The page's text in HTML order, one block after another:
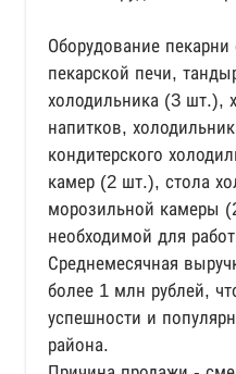
Оборудование
пекарской печи,
холодильника (3 шт.),
напитков,
кондитерского
камер (2 шт.), стола
морозильной камеры
необходимой для
Среднемесячная
более 1 млн рублей,
успешности и
района.